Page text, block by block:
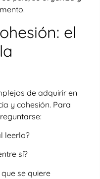
el
de adquirir en
y cohesión. Para
leerlo?
sí?
se quiere